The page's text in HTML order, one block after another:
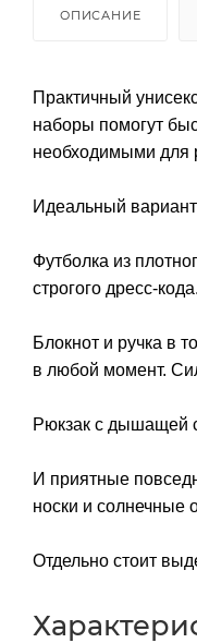
ОПИСАНИЕ
Практичный
наборы помогут
необходимыми для
Идеальный
Футболка из
строгого дресс-кода.
Блокнот и ручка в
в любой момент.
Рюкзак с дышащей
И приятные
носки и солнечные
Отдельно стоит